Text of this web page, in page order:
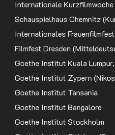
Internationale Kurzfilmwoche
Schauspielhaus Chemnitz
Internationales
Filmfest Dresden
Goethe Institut Kuala
Goethe Institut Zypern
Goethe Institut Tansania
Goethe Institut Bangalore
Goethe Institut Stockholm